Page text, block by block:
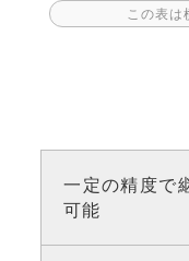
一定の精度で
可能